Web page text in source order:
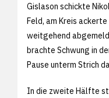
Gislason schickte
Feld, am Kreis
weitgehend
brachte Schwung in
Pause unterm Strich
In die zweite Hälfte